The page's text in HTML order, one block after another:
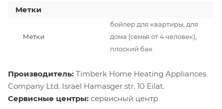
Метки
Метки
бойлер для квартиры, для
дома (семья от 4 человек),
плоский бак
Производитель: Timberk Home Heating Appliances
Company Ltd. Israel Hamasger str. 10 Eilat.
Сервисные центры: сервисный центр